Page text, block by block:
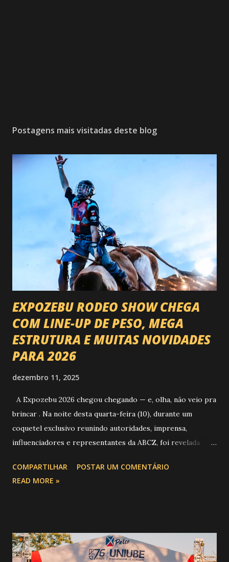
Postagens mais visitadas deste blog
EXPOZEBU RODEO SHOW CHEGA
COM LINE-UP DE PESO, MEGA
ESTRUTURA E MUITAS NOVIDADES
PARA 2026
dezembro 11, 2025
A Expozebu 2026 chegou chegando — e, olha, não veio pra
brincar . Na noite desta quarta-feira (10), durante um
coquetel exclusivo reunindo autoridades, imprensa,
influenciadores e representantes da ABCZ, foi revelada
festa : a chegada do Campeonato de Montarias em Touros
do Circuito Rancho Primavera (CRP) , a maior companhia de
impacto é tão grande que o evento até mudou de nome:
agora é Expozebu Rodeo Shows . E não para por aí. Foto:
COMPARTILHAR
POSTAR UM COMENTÁRIO
READ MORE »